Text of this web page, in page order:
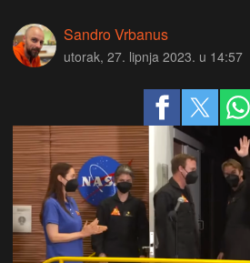
Sandro Vrbanus
utorak, 27. lipnja 2023. u 14:57